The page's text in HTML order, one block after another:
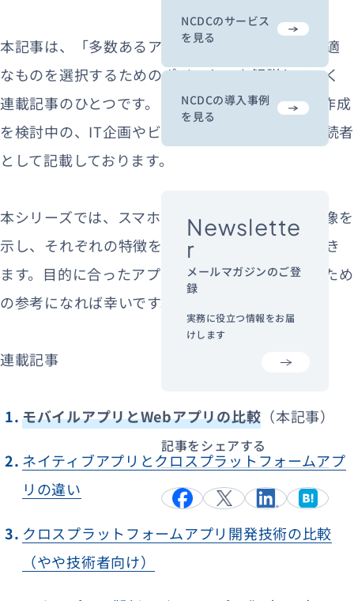
本記事は、「多数あるアプリ作成方法の中から最適
なものを選択するためのポイント」を解説していく
連載記事のひとつです。スマホで動作するアプリ作成
を検討中の、IT企画やビジネスサイドの方を主な読者
として記載しております。
本シリーズでは、スマホで動作するアプリの全体像を
示し、それぞれの特徴を掘り下げて順番に見ていき
ます。目的に合ったアプリ開発の手法を見つけるため
の参考になれば幸いです。
連載記事
モバイルアプリとWebアプリの比較 （本記事）
ネイティブアプリとクロスプラットフォームアプ
リの違い
クロスプラットフォームアプリ開発技術の比較
（やや技術者向け）
NCDCのサービス
を見る
NCDCの導入事例
を見る
Newslette
r
メールマガジンのご登
録
実務に役立つ情報をお届
けします
記事をシェアする